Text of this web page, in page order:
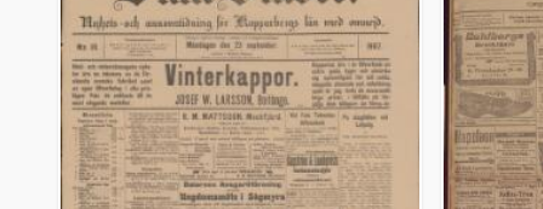
Samefolkets egen tidning
träffar
Ölandsposten
träffar
Värmlands folkblad (Karlstad : 1906)
32
träffar
Norrbottens allehanda
31
träffar
Karlskoga tidning
träffar
Falköpingsposten
29
träffar
Västgötabladet
träffar